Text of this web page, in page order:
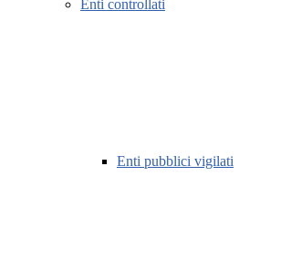
Enti controllati
Enti pubblici vigilati